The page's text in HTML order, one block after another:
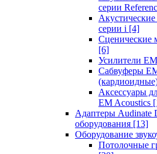
серии
серии i [4]
Сценические
[6]
Усилители
Сабвуферы
Аксессуары
EM Acoustics
Адаптеры Audinate
оборудования [13]
Оборудование
Потолочные